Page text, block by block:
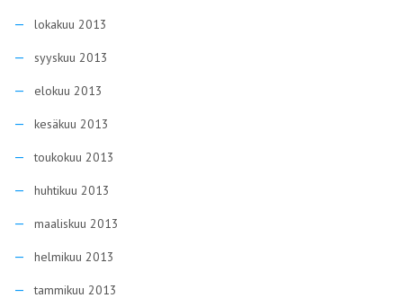
lokakuu 2013
syyskuu 2013
elokuu 2013
kesäkuu 2013
toukokuu 2013
huhtikuu 2013
maaliskuu 2013
helmikuu 2013
tammikuu 2013